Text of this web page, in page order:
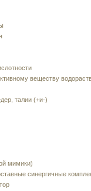
веществу
талии (+и-)
мимики)
синергичные